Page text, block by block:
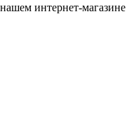
интернет-магазине